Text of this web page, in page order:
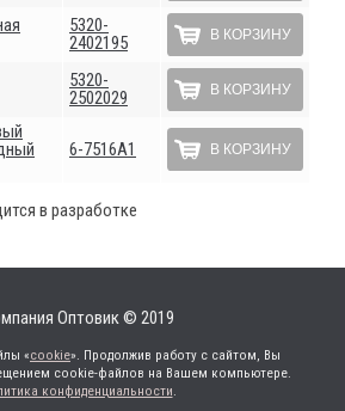
5320-
2402195
В КОРЗИНУ
5320-
2502029
В КОРЗИНУ
6-7516А1 В КОРЗИНУ
в разработке
Оптовик © 2019
«cookie». Продолжив работу с сайтом, Вы
cookie-файлов на Вашем компьютере.
конфиденциальности.